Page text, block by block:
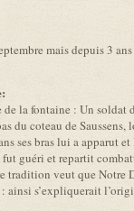
mais depuis 3
de la fontaine : Un soldat
du coteau de
ses bras lui a apparut
guéri et repartit
tradition veut que Notre
ainsi s’expliquerait